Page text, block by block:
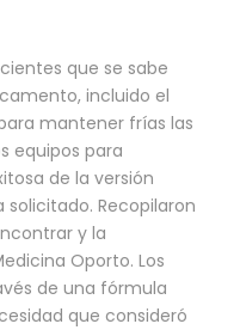
que se sabe
incluido el
mantener frías las
equipos para
de la versión
Recopilaron
y la
Oporto. Los
de una fórmula
que consideró